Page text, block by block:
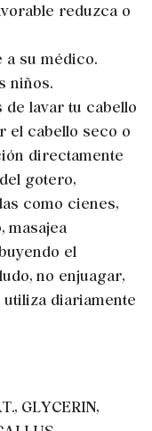
reduzca o
a su médico.
niños.
de lavar tu cabello
el cabello seco o
directamente
gotero,
como cienes,
masajea
el
no enjuagar,
diariamente
GLYCERIN,